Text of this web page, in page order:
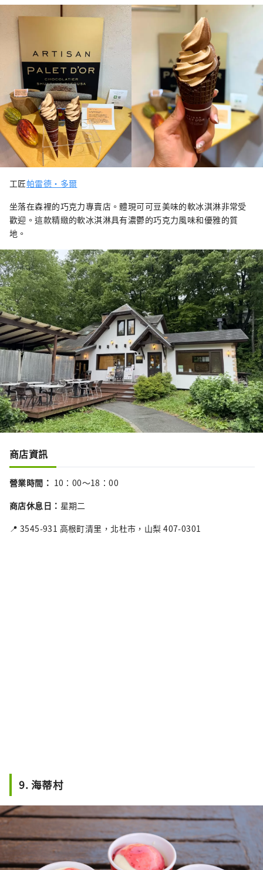
工匠帕雷德·多爾
坐落在森裡的巧克力專賣店。體現可可豆美味的軟冰淇淋非常受
歡迎。這款精緻的軟冰淇淋具有濃鬱的巧克力風味和優雅的質
地。
商店資訊
營業時間 ： 10：00～18：00
商店休息日 ： 星期二
📍 3545-931 高根町清里，北杜市，山梨 407-0301
9. 海蒂村